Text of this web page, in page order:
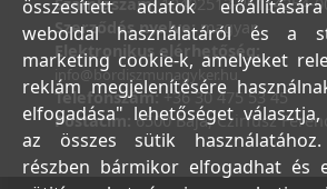
Számlaszám:10402513-25154254-
Szerződés nyelve:magyar
Elektronikus elérhetőség:
info@bordiszmunagyker.hu
Telefonszám: +36 30 475 53 45
Postacím:6500 Baja, Czirfusz
összesített adatok
weboldal használatáról és a
marketing cookie-k, amelyeket
reklám megjelenítésére
elfogadása" lehetőséget
az összes sütik
részben bármikor elfogadhat és